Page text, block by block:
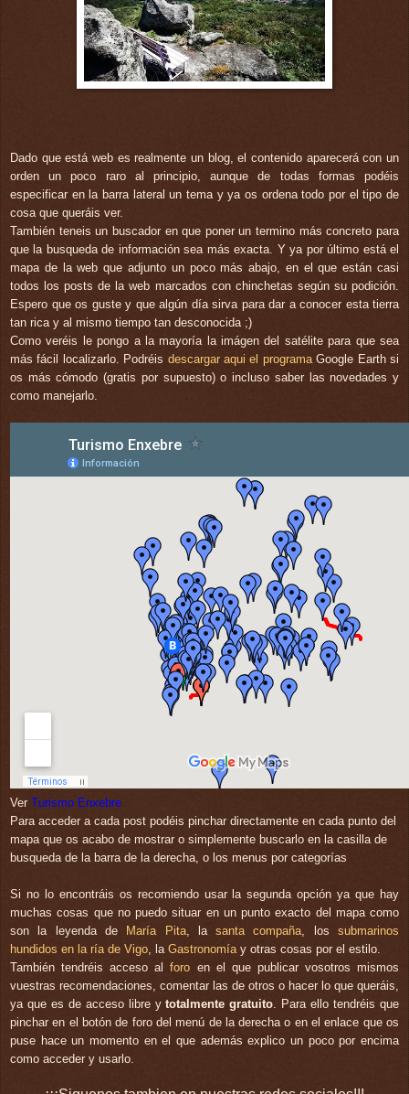
Dado que está web es realmente un blog, el contenido aparecerácon un
orden un poco raro al principio, aunque de todas formas podéis
especificar en la barra lateral un tema y ya os ordena todo por el tipo de
cosa que queráis ver.
También teneis un buscador en que poner un termino más concreto para
que la busqueda de información sea más exacta. Y ya por último está el
mapa de la web que adjunto un poco más abajo, en el que están casi
todos los posts de la web marcados con chinchetas según su podición.
Espero que os guste y que algún díasirva para dar a conocer esta tierra
tan rica y al mismo tiempo tan desconocida ;)
Como veréis le pongo a la mayoría la imágen del satélite para que sea
más fácil localizarlo. Podréis descargar aqui el programaGoogle Earth si
os más cómodo (gratis por supuesto) o incluso saber las novedades y
como manejarlo.
Ver Turismo Enxebre
Para acceder a cada post podéis pinchar directamente en cada punto del
mapa que os acabo de mostrar o simplemente buscarlo en la casilla de
busqueda de la barra de la derecha, o los menus por categorías
Si no lo encontráis os recomiendo usar la segunda opción ya que hay
muchas cosas que no puedo situar en un punto exacto del mapa como
son la leyenda de
María Pita, lasanta compaña , lossubmarinos
hundidos en la ría de Vigo , la Gastronomía y otras cosas por el estilo.
También tendréis acceso alforo en el que publicar vosotros mismos
vuestras recomendaciones, comentar las de otros o hacer lo que queráis,
ya que es de acceso libre ytotalmente gratuito . Para ello tendréis que
pinchar en el botón de foro del menú de la derecha o en el enlace que os
puse hace un momento en el que además explico un poco por encima
como acceder y usarlo.